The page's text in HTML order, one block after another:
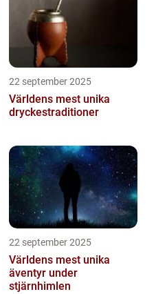
22 september 2025
Världens mest unika
dryckestraditioner
22 september 2025
Världens mest unika
äventyr under
stjärnhimlen